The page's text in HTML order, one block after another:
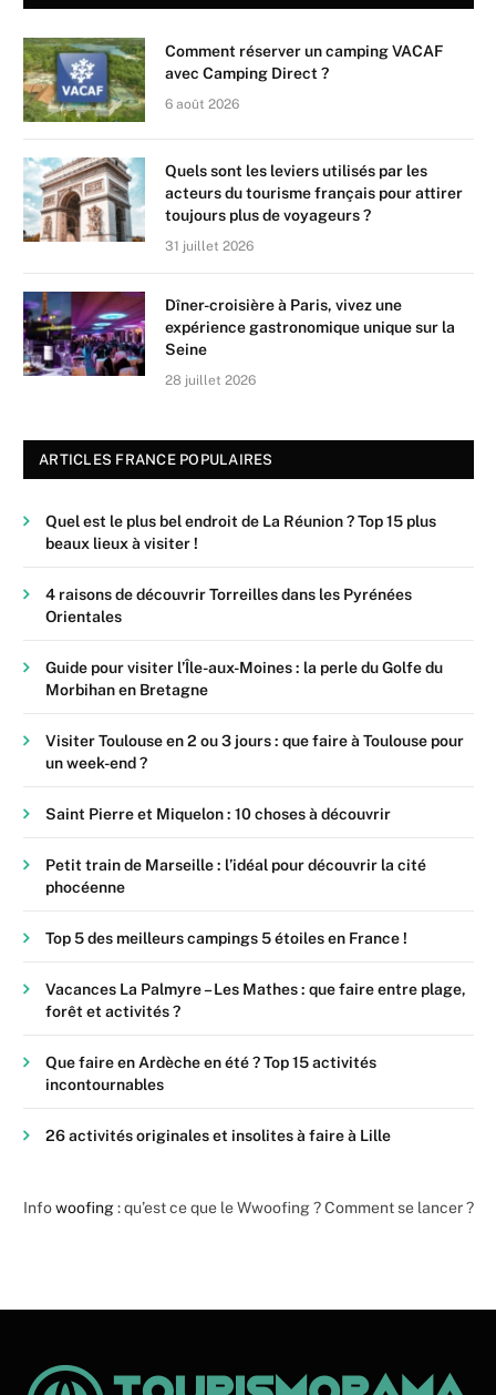
Comment réserver un camping VACAF
avec Camping Direct ?
6 août 2026
Quels sont les leviers utilisés par les
acteurs du tourisme français pour attirer
toujours plus de voyageurs ?
31 juillet 2026
Dîner-croisière à Paris, vivez une
expérience gastronomique unique sur la
Seine
28 juillet 2026
ARTICLES FRANCE POPULAIRES
Quel est le plus bel endroit de La Réunion ? Top 15 plus
beaux lieux à visiter !
4 raisons de découvrir Torreilles dans les Pyrénées
Orientales
Guide pour visiter l’Île-aux-Moines : la perle du Golfe du
Morbihan en Bretagne
Visiter Toulouse en 2 ou 3 jours : que faire à Toulouse pour
un week-end ?
Saint Pierre et Miquelon : 10 choses à découvrir
Petit train de Marseille : l’idéal pour découvrir la cité
phocéenne
Top 5 des meilleurs campings 5 étoiles en France !
Vacances La Palmyre – Les Mathes : que faire entre plage,
forêt et activités ?
Que faire en Ardèche en été ? Top 15 activités
incontournables
26 activités originales et insolites à faire à Lille
Infowoofing: qu’est ce que le Wwoofing ? Comment se lancer ?